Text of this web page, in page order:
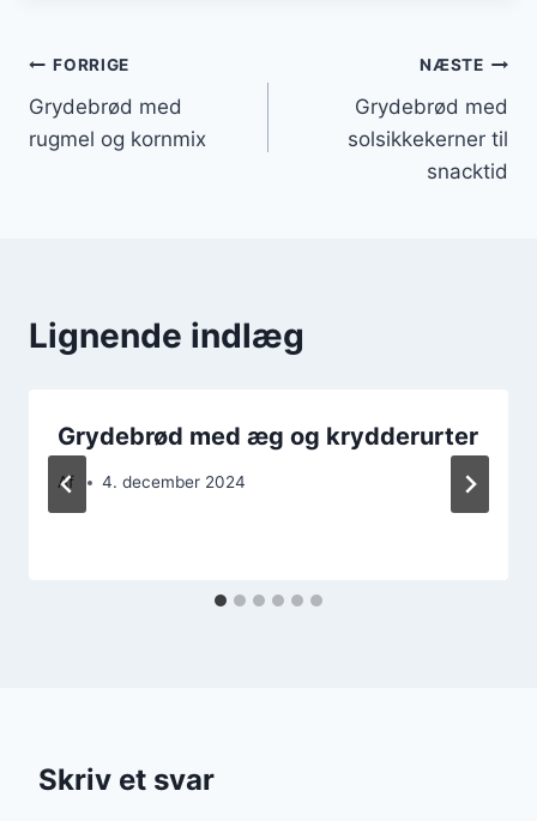
Indlægsnavigation
FORRIGE
Grydebrød med
rugmel og kornmix
NÆSTE
Grydebrød med
solsikkekerner til
snacktid
Lignende indlæg
Grydebrød med æg og krydderurter
Af 4. december 2024
Skriv et svar